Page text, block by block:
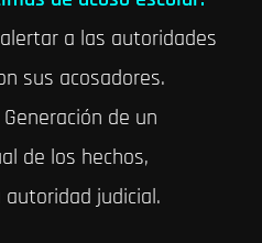
a las autoridades
sus acosadores.
Generación de un
de los hechos,
judicial.